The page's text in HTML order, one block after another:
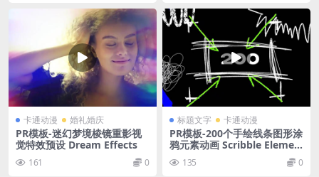
卡通动漫 婚礼婚庆
PR模板-迷幻梦境棱镜重影视
觉特效预设 Dream Effects
161 0
标题文字 卡通动漫
PR模板-200个手绘线条图形涂
鸦元素动画 Scribble Elemen
ts 135 0